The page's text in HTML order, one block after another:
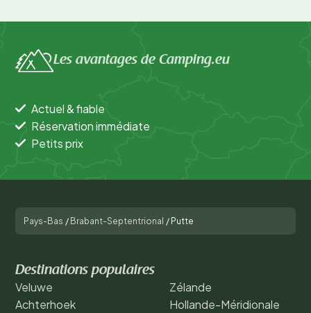
Les avantages de Camping.eu
Actuel & fiable
Réservation immédiate
Petits prix
Pays-Bas / Brabant-Septentrional / Putte
Destinations populaires
Veluwe
Achterhoek
Zélande
Hollande-Méridionale